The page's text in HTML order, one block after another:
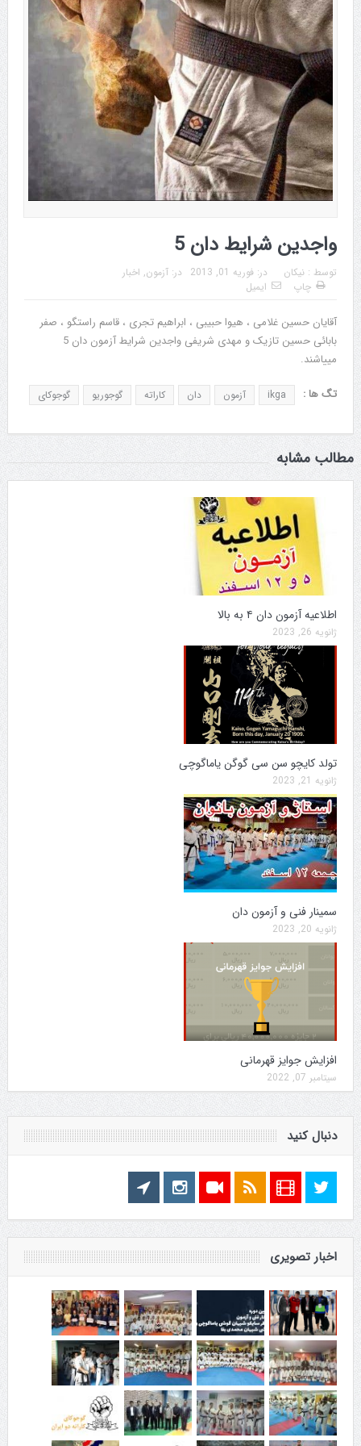
واجدین شرایط دان 5
توسط : نیکان در: فوریه 01, 2013 در: آزمون, اخبار
چاپ
ایمیل
آقایان حسین غلامی ، هیوا حبیبی ، ابراهیم تجری ، قاسم راستگو ، صفر
بابائی حسین تازیک و مهدی شریفی واجدین شرایط آزمون دان 5
مییاشند.
تگ ها : ikga آزمون دان کاراته گوجوریو گوجوکای
مطالب مشابه
اطلاعیه آزمون دان ۴ به بالا
ژانویه 26, 2023
تولد کایچو سن سی گوگن یاماگوچی
ژانویه 21, 2023
سمینار فنی و آزمون دان
ژانویه 20, 2023
افزایش جوایز قهرمانی
سپتامبر 07, 2022
دنبال کنید
اخبار تصویری